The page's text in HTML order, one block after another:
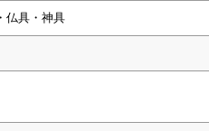
仏具・神具